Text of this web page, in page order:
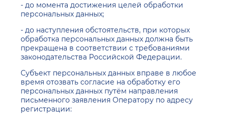
- до момента достижения целей обработки
персональных данных;
- до наступления обстоятельств, при которых
обработка персональных данных должна быть
прекращена в соответствии с требованиями
законодательства Российской Федерации.
Субъект персональных данных вправе в любое
время отозвать согласие на обработку его
персональных данных путём направления
письменного заявления Оператору по адресу
регистрации: